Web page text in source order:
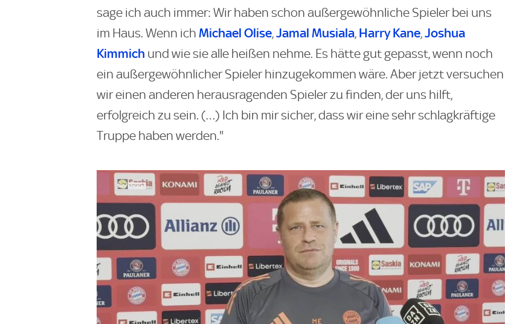
sage ich auch immer: Wir haben schon außergewöhnliche Spieler bei uns
im Haus. Wenn ich Michael Olise,Jamal Musiala, Harry Kane,Joshua
Kimmich und wie sie alle heißen nehme. Es hätte gut gepasst, wenn noch
ein außergewöhnlicher Spieler hinzugekommen wäre. Aber jetzt versuchen
wir einen anderen herausragenden Spieler zu finden, der uns hilft,
erfolgreich zu sein. (…) Ich bin mir sicher, dass wir eine sehr schlagkräftige
Truppe haben werden."